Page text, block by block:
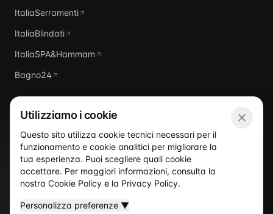
ItaliaSerramenti
ItaliaBlindati
ItaliaSPA&Hammam
Bagno24
ItaliaPiscine
Utilizziamo i cookie
Questo sito utilizza cookie tecnici necessari per il
funzionamento e cookie analitici per migliorare la
tua esperienza. Puoi scegliere quali cookie
accettare. Per maggiori informazioni, consulta la
nostra Cookie Policy e la Privacy Policy.
Personalizza preferenze ▼